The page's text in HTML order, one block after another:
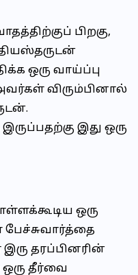
பிறகு,
ஒரு வாய்ப்பு
விரும்பினால்
இது ஒரு
ஒரு
தரப்பினரின்
தீர்வை